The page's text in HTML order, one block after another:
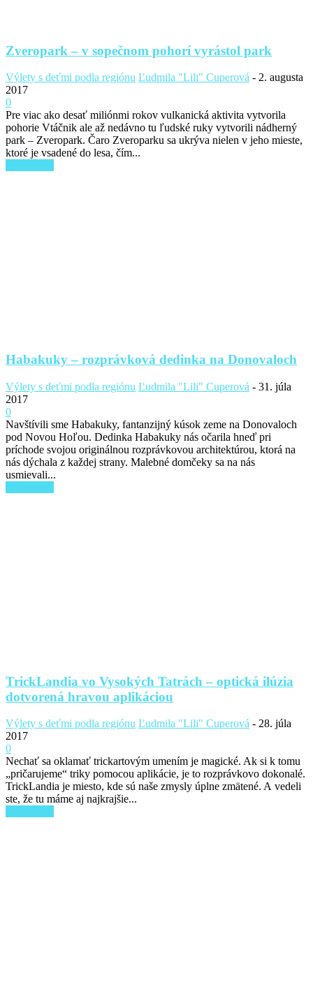
Zveropark – v sopečnom pohorí vyrástol park
Výlety s deťmi podla regiónu Ľudmila "Lili" Cuperová - 2. augusta
2017
0
Pre viac ako desať miliónmi rokov vulkanická aktivita vytvorila
pohorie Vtáčnik ale až nedávno tu ľudské ruky vytvorili nádherný
park – Zveropark. Čaro Zveroparku sa ukrýva nielen v jeho mieste,
ktoré je vsadené do lesa, čím...
Habakuky – rozprávková dedinka na Donovaloch
Výlety s deťmi podla regiónu Ľudmila "Lili" Cuperová - 31. júla
2017
0
Navštívili sme Habakuky, fantanzijný kúsok zeme na Donovaloch
pod Novou Hoľou. Dedinka Habakuky nás očarila hneď pri
príchode svojou originálnou rozprávkovou architektúrou, ktorá na
nás dýchala z každej strany. Malebné domčeky sa na nás
usmievali...
TrickLandia vo Vysokých Tatrách – optická ilúzia
dotvorená hravou aplikáciou
Výlety s deťmi podla regiónu Ľudmila "Lili" Cuperová - 28. júla
2017
0
Nechať sa oklamať trickartovým umením je magické. Ak si k tomu
„pričarujeme“ triky pomocou aplikácie, je to rozprávkovo dokonalé.
TrickLandia je miesto, kde sú naše zmysly úplne zmätené. A vedeli
ste, že tu máme aj najkrajšie...